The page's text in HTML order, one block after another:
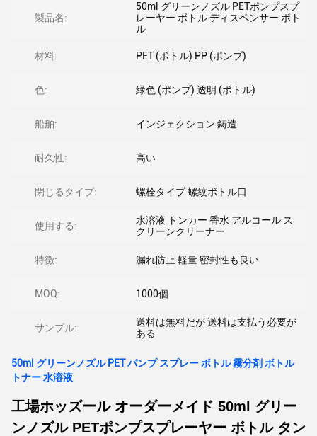
製品名:
50ml グリーンノズル PETポンプスプ
レーヤー ボトル ディスペンサー ボト
ル
材料: PET (ボトル) PP (ポンプ)
色: 緑色 (ポンプ) 透明 (ボトル)
船舶: インジェクション 鋳造
耐久性: 高い
閉じるタイプ: 螺栓タイプ 螺紋ボトル口
使用する:
水溶液 トンカー 香水 アルコール ス
クリーンクリーナー
特徴: 漏れ防止 軽量 密封性も良い
MOQ: 1000個
サンプル:
送料は無料だが 送料は支払う必要が
ある
50ml グリーンノズル PET パンプ スプレー ボトル 霧分剤 ボトル
トナー 水溶液
工場ホッズール オーダーメイド 50ml グリー
ンノズル PETポンプスプレーヤー ボトル タン